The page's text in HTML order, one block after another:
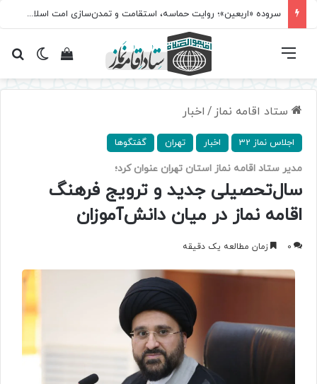
سروده‌ «اربعین»؛ روایت حماسه، استقامت و تمدن‌سازی امت اسلامی
تغییرمشاهده فهرست
ستاد اقامه نماز / اخبار
اجلاس نماز 32 اخبار تهران گفتگوها
مدیر ستاد اقامه نماز استان تهران عنوان کرد؛
سال‌تحصیلی جدید و ترویج فرهنگ
اقامه نماز در میان دانش‌آموزان
0 زمان مطالعه یک دقیقه